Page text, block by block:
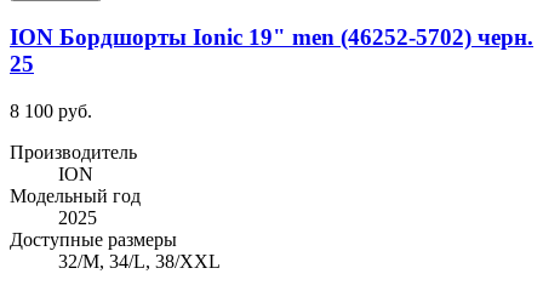
ION Бордшорты Ionic 19" men (46252-5702) черн.
25
8 100 руб.
Производитель
ION
Модельный год
2025
Доступные размеры
32/M, 34/L, 38/XXL